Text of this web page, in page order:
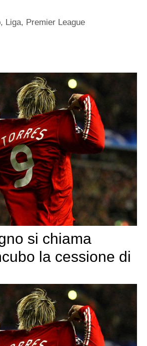
, Liga, Premier League
si chiama
la cessione di